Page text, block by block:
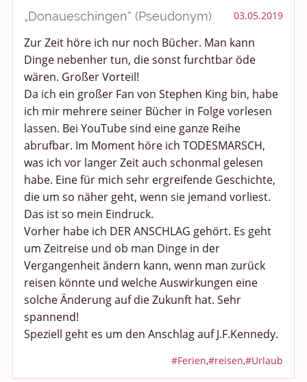
„Donaueschingen“ (Pseudonym) 03.05.2019
Zur Zeit höre ich nur noch Bücher. Man kann
Dinge nebenher tun, die sonst furchtbar öde
wären. Großer Vorteil!
Da ich ein großer Fan von Stephen King bin, habe
ich mir mehrere seiner Bücher in Folge vorlesen
lassen. Bei YouTube sind eine ganze Reihe
abrufbar. Im Moment höre ich TODESMARSCH,
was ich vor langer Zeit auch schonmal gelesen
habe. Eine für mich sehr ergreifende Geschichte,
die um so näher geht, wenn sie jemand vorliest.
Das ist so mein Eindruck.
Vorher habe ich DER ANSCHLAG gehört. Es geht
um Zeitreise und ob man Dinge in der
Vergangenheit ändern kann, wenn man zurück
reisen könnte und welche Auswirkungen eine
solche Änderung auf die Zukunft hat. Sehr
spannend!
Speziell geht es um den Anschlag auf J.F.Kennedy.
#Ferien,#reisen,#Urlaub